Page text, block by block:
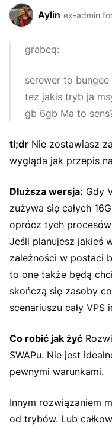
Aylin ex-admin
grabeq:
serewer to
tez jakis tryb ja
gb 6gb Ma to
tl;dr Nie zostawiasz
wygląda jak przepis
Dłuższa wersja: Gdy
zużywa się całych
oprócz tych
Jeśli planujesz jakieś
zależności w postaci
to one także będą
skończą się zasoby
scenariuszu cały VPS
Co robić jak żyć
SWAPu. Nie jest
pewnymi warunkami.
Innym rozwiązaniem
od trybów. Lub